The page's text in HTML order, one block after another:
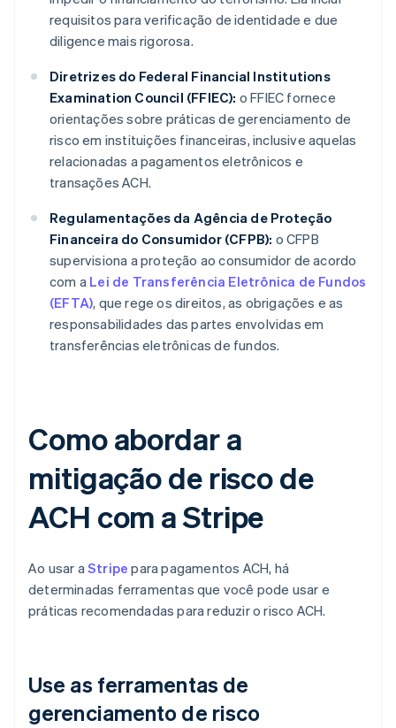
requisitos para verificação de identidade e due
diligence mais rigorosa.
Diretrizes do Federal Financial Institutions
Examination Council (FFIEC): o FFIEC fornece
orientações sobre práticas de gerenciamento de
risco em instituições financeiras, inclusive aquelas
relacionadas a pagamentos eletrônicos e
transações ACH.
Regulamentações da Agência de Proteção
Financeira do Consumidor (CFPB): o CFPB
supervisiona a proteção ao consumidor de acordo
com a Lei de Transferência Eletrônica de Fundos
(EFTA), que rege os direitos, as obrigações e as
responsabilidades das partes envolvidas em
transferências eletrônicas de fundos.
Como abordar a
mitigação de risco de
ACH com a Stripe
Ao usar aStripe para pagamentos ACH, há
determinadas ferramentas que você pode usar e
práticas recomendadas para reduzir o risco ACH.
Use as ferramentas de
gerenciamento de risco